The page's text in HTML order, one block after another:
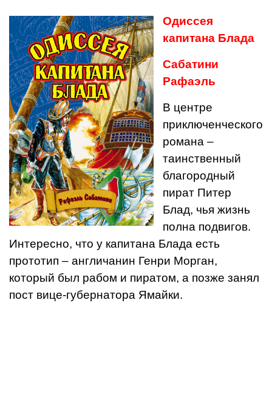
Одиссея
капитана Блада
Сабатини
Рафаэль
В центре
приключенческого
романа –
таинственный
благородный
пират Питер
Блад, чья жизнь
полна подвигов.
Интересно, что у капитана Блада есть
прототип – англичанин Генри Морган,
который был рабом и пиратом, а позже занял
пост вице-губернатора Ямайки.